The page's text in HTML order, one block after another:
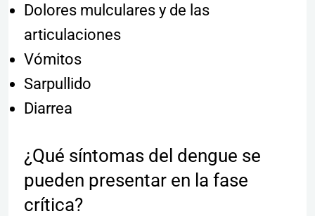
Dolores mulculares y de las
articulaciones
Vómitos
Sarpullido
Diarrea
¿Qué síntomas del dengue se
pueden presentar en la fase
crítica?